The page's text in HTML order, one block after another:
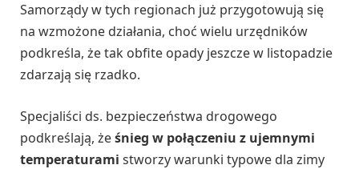
Samorządy w tych regionach już przygotowują się
na wzmożone działania, choć wielu urzędników
podkreśla, że tak obfite opady jeszcze w listopadzie
zdarzają się rzadko.
Specjaliści ds. bezpieczeństwa drogowego
podkreślają, żeśnieg w połączeniu z ujemnymi
temperaturami stworzy warunki typowe dla zimy